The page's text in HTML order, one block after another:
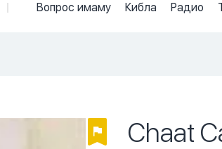
Вопрос имаму Кибла Радио
Chaat